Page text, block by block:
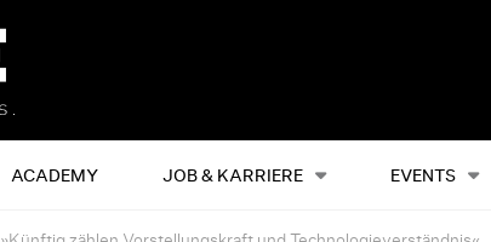
ACADEMY JOB & KARRIERE EVENTS
Alles Events